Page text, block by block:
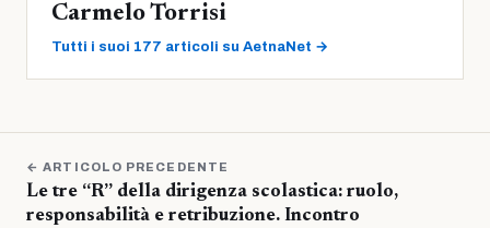
Carmelo Torrisi
Tutti i suoi 177 articoli su AetnaNet →
← ARTICOLO PRECEDENTE
Le tre “R” della dirigenza scolastica: ruolo,
responsabilità e retribuzione. Incontro